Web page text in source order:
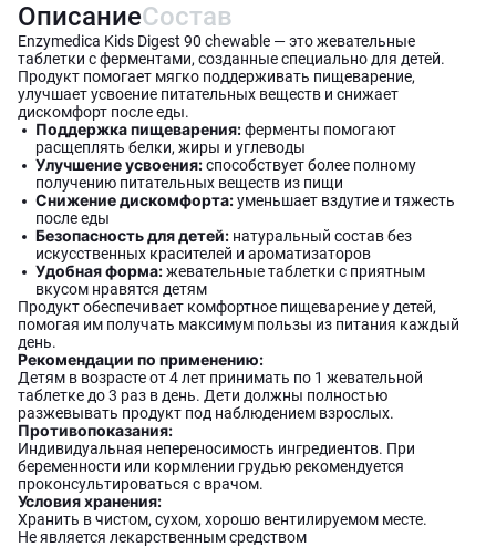
ОписаниеСостав
Enzymedica Kids Digest 90 chewable — это жевательные
таблетки с ферментами, созданные специально для детей.
Продукт помогает мягко поддерживать пищеварение,
улучшает усвоение питательных веществ и снижает
дискомфорт после еды.
Поддержка пищеварения:ферменты помогают
расщеплять белки, жиры и углеводы
Улучшение усвоения:способствует более полному
получению питательных веществ из пищи
Снижение дискомфорта:уменьшает вздутие и тяжесть
после еды
Безопасность для детей: натуральный состав без
искусственных красителей и ароматизаторов
Удобная форма:жевательные таблетки с приятным
вкусом нравятся детям
Продукт обеспечивает комфортное пищеварение у детей,
помогая им получать максимум пользы из питания каждый
день.
Рекомендации по применению:
Детям в возрасте от 4 лет принимать по 1 жевательной
таблетке до 3 раз в день. Дети должны полностью
разжевывать продукт под наблюдением взрослых.
Противопоказания:
Индивидуальная непереносимость ингредиентов. При
беременности или кормлении грудью рекомендуется
проконсультироваться с врачом.
Условия хранения:
Хранить в чистом, сухом, хорошо вентилируемом месте.
Не является лекарственным средством